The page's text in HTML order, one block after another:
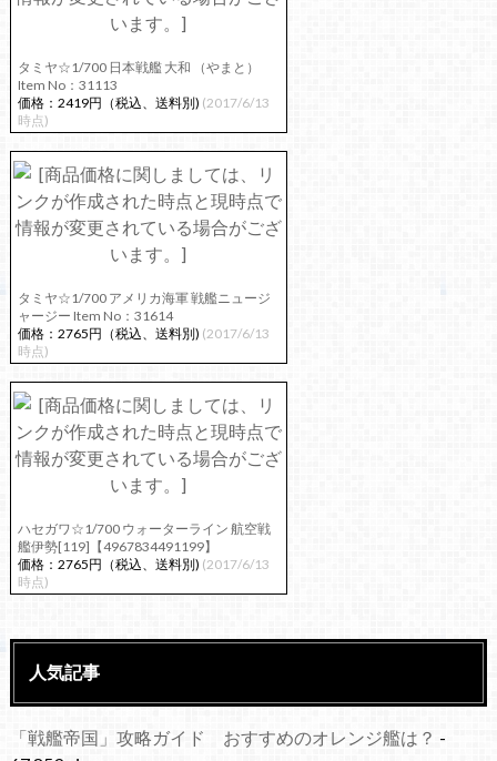
タミヤ☆1/700 日本戦艦 大和 （やまと）
Item No：31113
価格：2419円（税込、送料別) (2017/6/13
時点)
タミヤ☆1/700 アメリカ海軍 戦艦ニュージ
ャージー Item No：31614
価格：2765円（税込、送料別) (2017/6/13
時点)
ハセガワ☆1/700 ウォーターライン 航空戦
艦伊勢[119]【4967834491199】
価格：2765円（税込、送料別) (2017/6/13
時点)
人気記事
「戦艦帝国」攻略ガイド おすすめのオレンジ艦は？ -